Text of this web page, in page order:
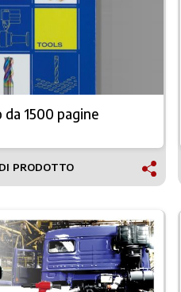
da 1500 pagine
PRODOTTO